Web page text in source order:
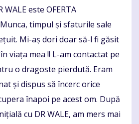
WALE este OFERTA
Munca, timpul și sfaturile sale
Mi-aș dori doar să-l fi găsit
viața mea !! L-am contactat pe
o dragoste pierdută. Eram
și dispus să încerc orice
înapoi pe acest om. După
cu DR WALE, am mers mai